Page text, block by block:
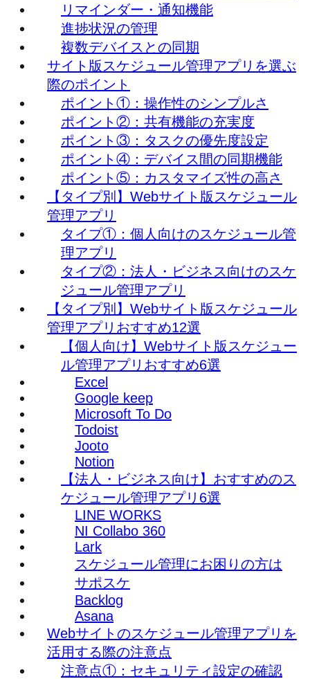
リマインダー・通知機能
進捗状況の管理
複数デバイスとの同期
サイト版スケジュール管理アプリを選ぶ
際のポイント
ポイント①：操作性のシンプルさ
ポイント②：共有機能の充実度
ポイント③：タスクの優先度設定
ポイント④：デバイス間の同期機能
ポイント⑤：カスタマイズ性の高さ
【タイプ別】Webサイト版スケジュール
管理アプリ
タイプ①：個人向けのスケジュール管
理アプリ
タイプ②：法人・ビジネス向けのスケ
ジュール管理アプリ
【タイプ別】Webサイト版スケジュール
管理アプリおすすめ12選
【個人向け】Webサイト版スケジュー
ル管理アプリおすすめ6選
Excel
Google keep
Microsoft To Do
Todoist
Jooto
Notion
【法人・ビジネス向け】おすすめのス
ケジュール管理アプリ6選
LINE WORKS
NI Collabo 360
Lark
スケジュール管理にお困りの方は
サポスケ
Backlog
Asana
Webサイトのスケジュール管理アプリを
活用する際の注意点
注意点①：セキュリティ設定の確認